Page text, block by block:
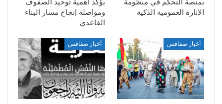
بمنصة التحكم في منظومة
الإنارة العمومية الذكية
يؤكد أهمية توحيد الصفوف
ومواصلة إنجاح مسار البناء
القاعدي
أخبار صفاقس أخبار صفاقس